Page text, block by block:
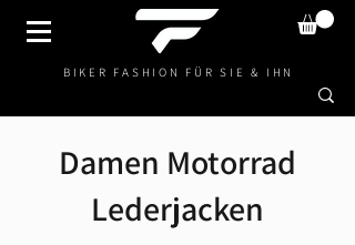
BIKER FASHION FÜR SIE & IHN
Damen Motorrad
Lederjacken